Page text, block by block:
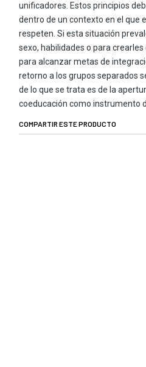
unificadores. Estos principios
dentro de un contexto en el que
respeten. Si esta situación
sexo, habilidades o para
para alcanzar metas de
retorno a los grupos separados
de lo que se trata es de la
coeducación como instrumento
COMPARTIR ESTE PRODUCTO